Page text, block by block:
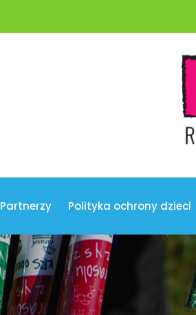
Partnerzy Polityka ochrony dzieci